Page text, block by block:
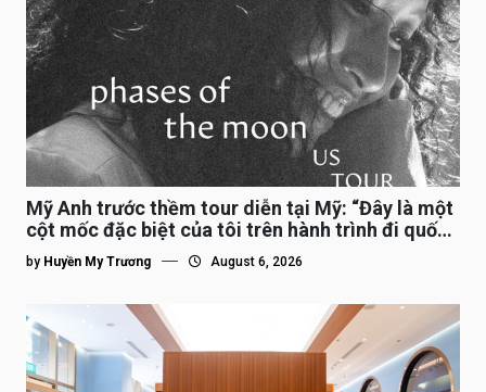
Mỹ Anh trước thềm tour diễn tại Mỹ: “Đây là một
cột mốc đặc biệt của tôi trên hành trình đi quốc
tế”
by Huyền My Trương August 6, 2026